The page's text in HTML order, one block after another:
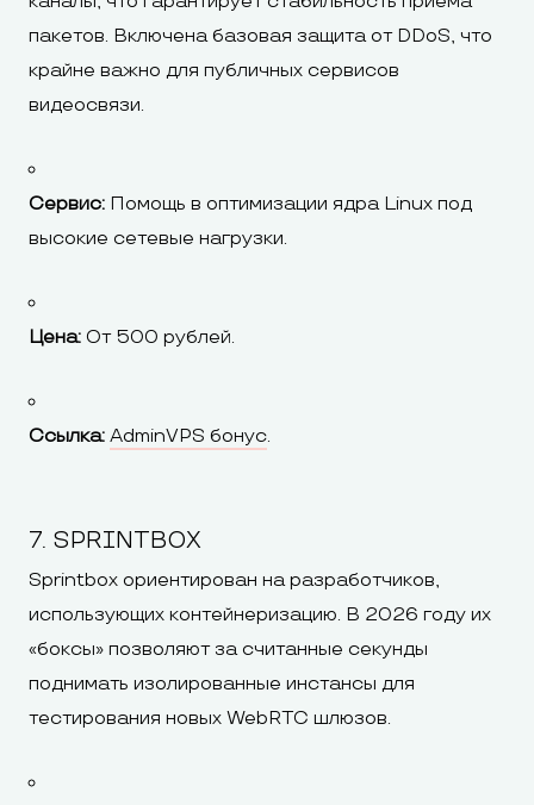
пакетов. Включена базовая защита от DDoS, что
крайне важно для публичных сервисов
видеосвязи.
Сервис: Помощь в оптимизации ядра Linux под
высокие сетевые нагрузки.
Цена: От 500 рублей.
Ссылка: AdminVPS бонус.
7. SPRINTBOX
Sprintbox ориентирован на разработчиков,
использующих контейнеризацию. В 2026 году их
«боксы» позволяют за считанные секунды
поднимать изолированные инстансы для
тестирования новых WebRTC шлюзов.